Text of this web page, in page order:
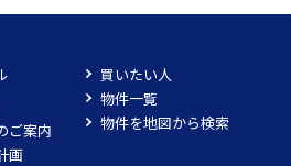
ご案内
画
買いたい人
物件一覧
物件を地図から検索